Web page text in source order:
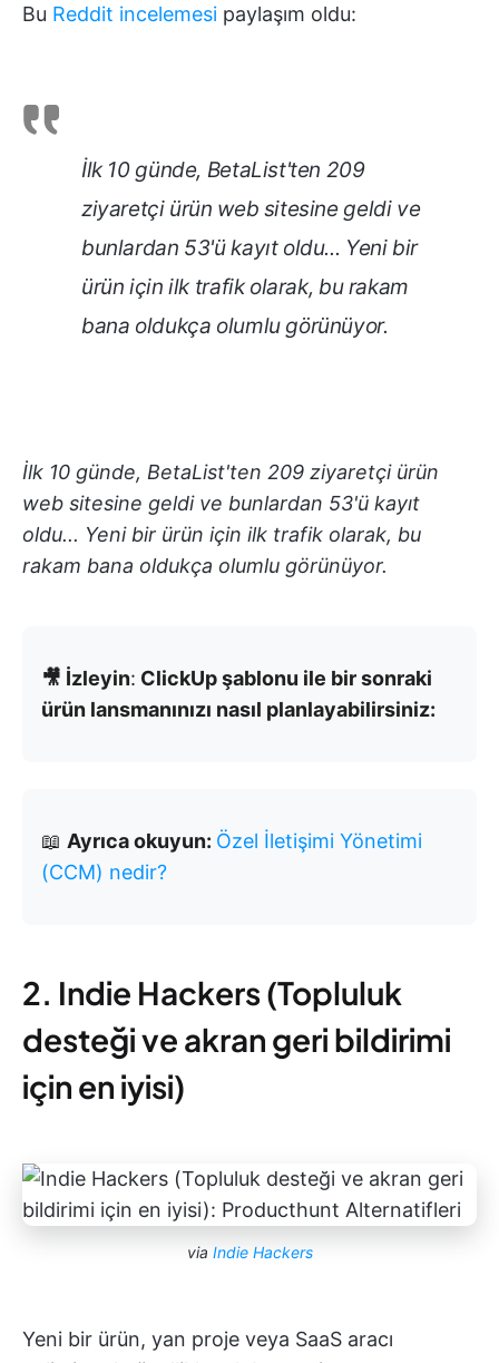
Bu Reddit incelemesi paylaşım oldu:
İlk 10 günde, BetaList'ten 209
ziyaretçi ürün web sitesine geldi ve
bunlardan 53'ü kayıt oldu... Yeni bir
ürün için ilk trafik olarak, bu rakam
bana oldukça olumlu görünüyor.
İlk 10 günde, BetaList'ten 209 ziyaretçi ürün
web sitesine geldi ve bunlardan 53'ü kayıt
oldu... Yeni bir ürün için ilk trafik olarak, bu
rakam bana oldukça olumlu görünüyor.
🎥 İzleyin: ClickUp şablonu ile bir sonraki
ürün lansmanınızı nasıl planlayabilirsiniz:
📖 Ayrıca okuyun: Özel İletişimi Yönetimi
(CCM) nedir?
2. Indie Hackers (Topluluk
desteği ve akran geri bildirimi
için en iyisi)
via Indie Hackers
Yeni bir ürün, yan proje veya SaaS aracı